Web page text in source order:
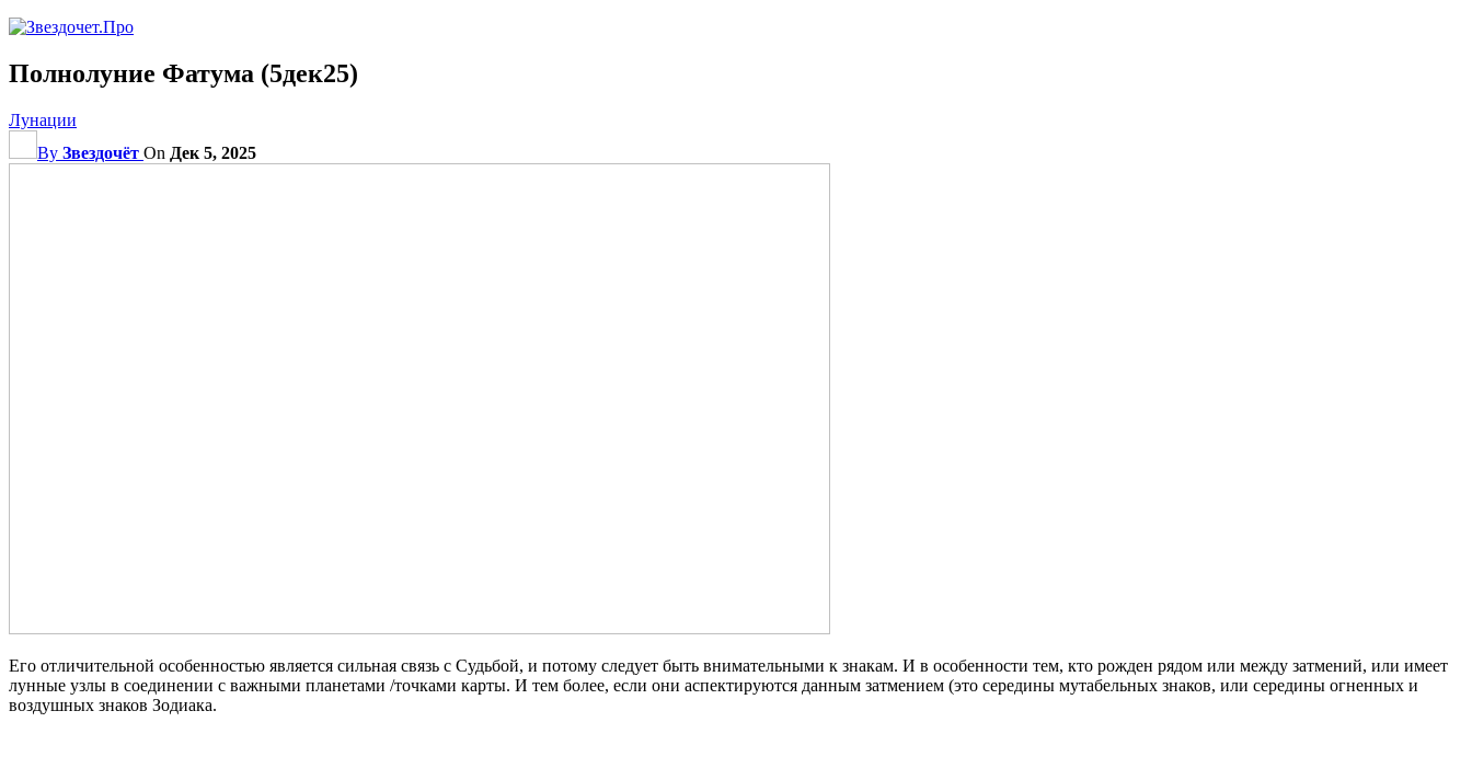
Полнолуние Фатума (5дек25)
Лунации
By Звездочёт On Дек 5, 2025
Его отличительной особенностью является сильная связь с Судьбой, и потому следует быть внимательными к знакам. И в особенности тем, кто рожден рядом или между затмений, или имеет
лунные узлы в соединении с важными планетами /точками карты. И тем более, если они аспектируются данным затмением (это середины мутабельных знаков, или середины огненных и
воздушных знаков Зодиака.